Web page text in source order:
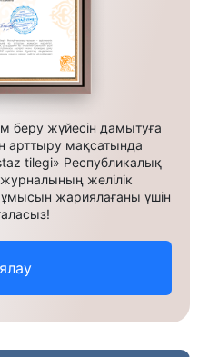
беру жүйесін дамытуға
арттыру мақсатында
tilegi» Республикалық
желілік
жариялағаны үшін